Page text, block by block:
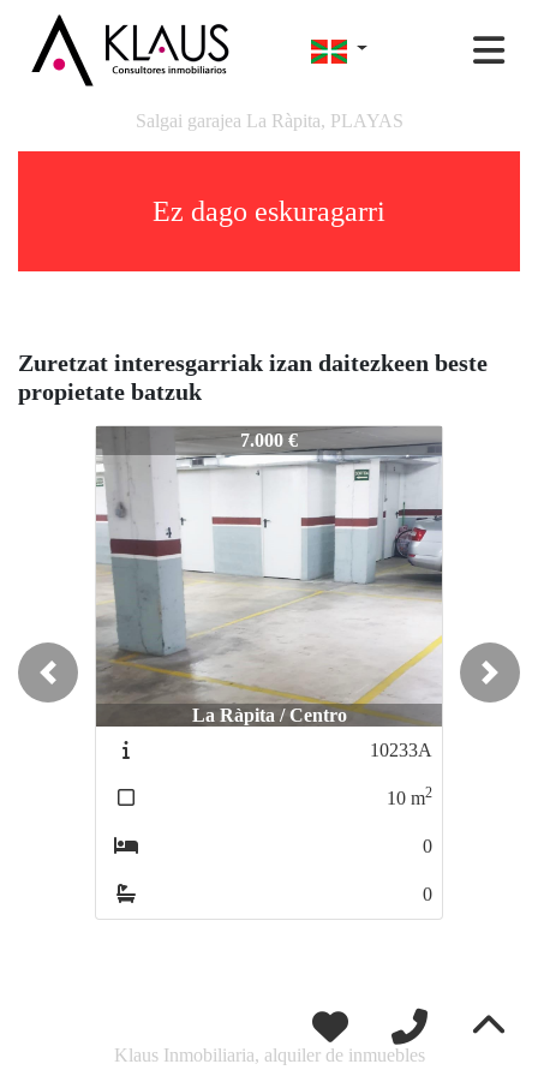
Salgai garajea La Ràpita, PLAYAS
Ez dago eskuragarri
Zuretzat interesgarriak izan daitezkeen beste
propietate batzuk
ARXIVAT101387.000 €
La Ràpita / Centro
10233A
10 m2
0
0
Previous Next
Klaus Inmobiliaria, alquiler de inmuebles